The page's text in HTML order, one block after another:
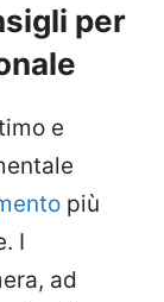
per
e
più
I
ad